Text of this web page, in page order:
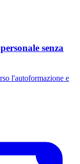
senza
l'autoformazione e